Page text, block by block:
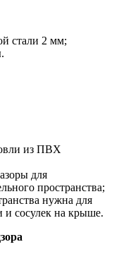
стали 2 мм;
из ПВХ
для
пространства;
нужна для
и сосулек на крыше.